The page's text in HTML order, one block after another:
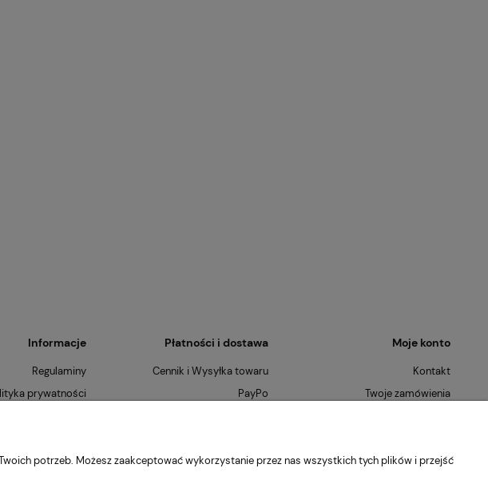
Informacje
Regulaminy
prywatności
Płatności i dostawa
Cennik i Wysyłka towaru
PayPo
Moje konto
Kontakt
Twoje zamówienia
O nas
potrzeb. Możesz zaakceptować wykorzystanie przez nas wszystkich tych plików i przejść